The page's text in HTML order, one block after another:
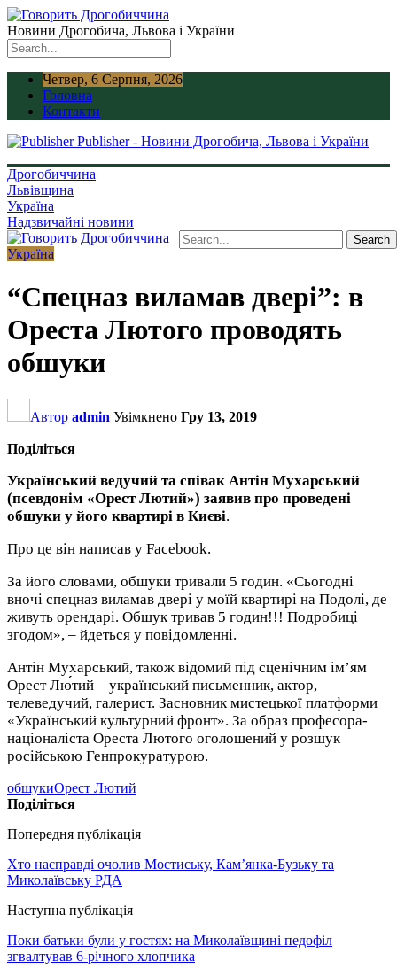
Новини Дрогобича, Львова і України
Четвер, 6 Серпня, 2026
Головна
Контакти
Publisher - Новини Дрогобича, Львова і України
Дрогобиччина
Львівщина
Україна
Надзвичайні новини
Україна
“Спецназ виламав двері”: в
Ореста Лютого проводять
обшуки
Автор admin Увімкнено Гру 13, 2019
Поділіться
Український ведучий та співак Антін Мухарський
(псевдонім «Орест Лютий») заявив про проведені
обшуки у його квартирі в Києві.
Про це він написав у Facebook.
За його словами, обшуки тривали 5 годин. «Сьогодні
вночі спецназ виламав двері у моїй квартирі на Подолі, де
живуть орендарі. Обшук тривав 5 годин!!! Подробиці
згодом», – йдеться у повідомленні.
Антін Мухарський, також відомий під сценічним ім’ям
Орест Лю́тий – український письменник, актор,
телеведучий, галерист. Засновник мистецької платформи
«Український культурний фронт». За образ професора-
націоналіста Ореста Лютого оголошений у розшук
російською Генпрокуратурою.
обшукиОрест Лютий
Поділіться
Попередня публікація
Хто насправді очолив Мостиську, Кам’янка-Бузьку та
Миколаївську РДА
Наступна публікація
Поки батьки були у гостях: на Миколаївщині педофіл
згвалтував 6-річного хлопчика